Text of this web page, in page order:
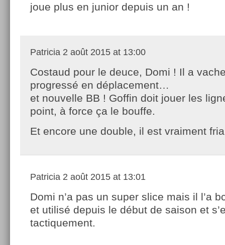
joue plus en junior depuis un an !
Patricia 2 août 2015 at 13:00
Costaud pour le deuce, Domi ! Il a
progressé en déplacement…
et nouvelle BB ! Goffin doit jouer les
point, à force ça le bouffe.
Et encore une double, il est vraiment
Patricia 2 août 2015 at 13:01
Domi n’a pas un super slice mais il l’a
et utilisé depuis le début de saison et
tactiquement.